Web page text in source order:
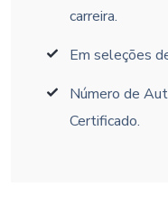
carreira.
Em seleções
Número de
Certificado.